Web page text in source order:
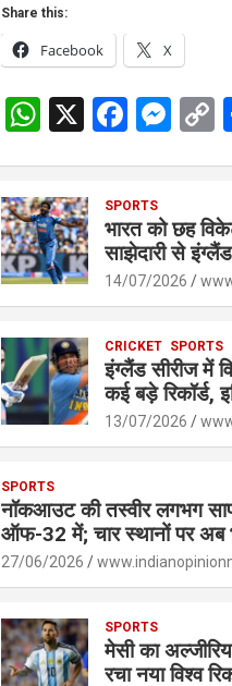
Share this:
Facebook X
W
s
A
p
X
F
b
o
o
M
n
g
er
n
k
SPORTS
भारत को छह
साझेदारी से
14/07/2026
CRICKET SPORTS
इंग्लैंड सीरीज में
कई बड़े रिकॉर्ड,
13/07/2026
SPORTS
नॉकआउट की तस्वीर लगभग
ऑफ-32 में; चार स्थानों पर अब
27/06/2026
SPORTS
मेसी का
रचा नया विश्व